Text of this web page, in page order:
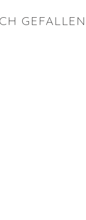
GEFALLEN